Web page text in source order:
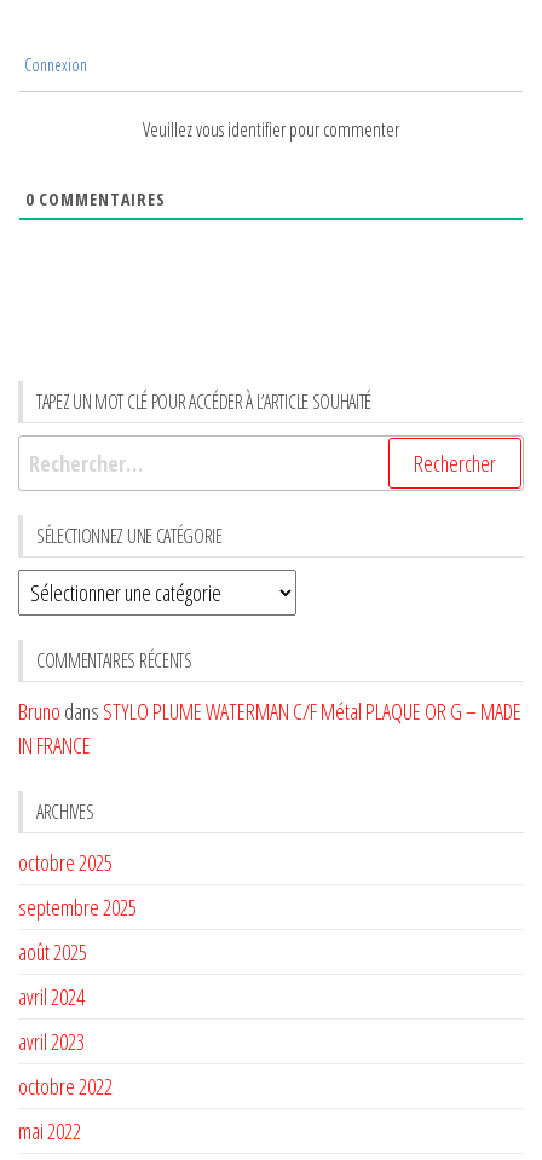
Connexion
Veuillez vous identifier pour commenter
0 COMMENTAIRES
TAPEZ UN MOT CLÉ POUR ACCÉDER À L’ARTICLE SOUHAITÉ
Rechercher :
SÉLECTIONNEZ UNE CATÉGORIE
Sélectionnez
une
CATÉGORIE
COMMENTAIRES RÉCENTS
Bruno dans STYLO PLUME WATERMAN C/F Métal PLAQUE OR G – MADE
IN FRANCE
ARCHIVES
octobre 2025
septembre 2025
août 2025
avril 2024
avril 2023
octobre 2022
mai 2022